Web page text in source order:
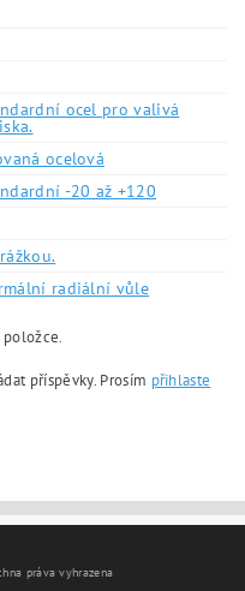
ocel pro valivá
ocelová
-20 až +120
radiální vůle
příspěvky. Prosím přihlaste
práva vyhrazena